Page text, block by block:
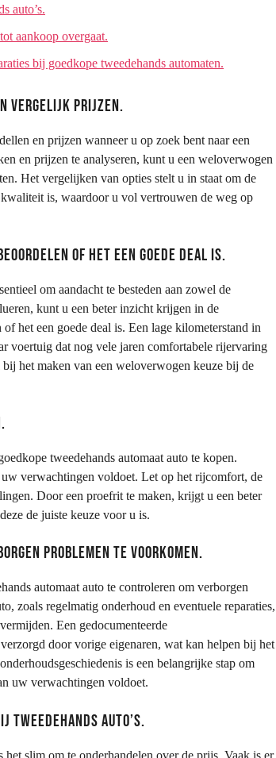
auto’s.
aankoop overgaat.
bij goedkope tweedehands automaten.
vergelijk prijzen.
en prijzen wanneer u op zoek bent naar een
en prijzen te analyseren, kunt u een weloverwogen
Het vergelijken van opties stelt u in staat om de
is, waardoor u vol vertrouwen de weg op
of het een goede deal is.
om aandacht te besteden aan zowel de
kunt u een beter inzicht krijgen in de
het een goede deal is. Een lage kilometerstand in
voertuig dat nog vele jaren comfortabele rijervaring
het maken van een weloverwogen keuze bij de
tweedehands automaat auto te kopen.
verwachtingen voldoet. Let op het rijcomfort, de
Door een proefrit te maken, krijgt u een beter
de juiste keuze voor u is.
problemen te voorkomen.
automaat auto te controleren om verborgen
zoals regelmatig onderhoud en eventuele reparaties,
Een gedocumenteerde
door vorige eigenaren, wat kan helpen bij het
is een belangrijke stap om
uw verwachtingen voldoet.
tweedehands auto’s.